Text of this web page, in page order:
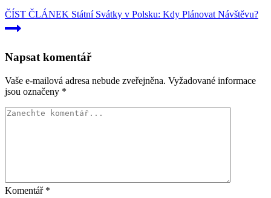
ČÍST ČLÁNEK Státní Svátky v Polsku: Kdy Plánovat Návštěvu?
Napsat komentář
Vaše e-mailová adresa nebude zveřejněna. Vyžadované informace
jsou označeny *
Komentář *